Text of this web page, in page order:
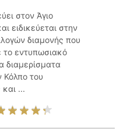
στον Άγιο
ειδικεύεται στην
διαμονής που
εντυπωσιακό
διαμερίσματα
του
...